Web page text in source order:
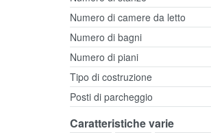
Numero di camere da letto
Numero di bagni
Numero di piani
Tipo di costruzione
Posti di parcheggio
Caratteristiche varie